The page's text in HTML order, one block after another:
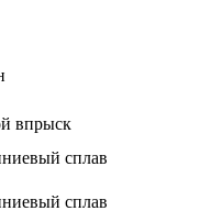
впрыск
сплав
сплав